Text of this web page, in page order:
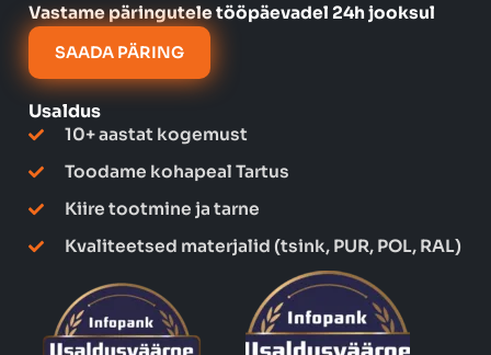
Vastame päringutele tööpäevadel 24h jooksul
SAADA PÄRING
Usaldus
10+ aastat kogemust
Toodame kohapeal Tartus
Kiire tootmine ja tarne
Kvaliteetsed materjalid (tsink, PUR, POL, RAL)